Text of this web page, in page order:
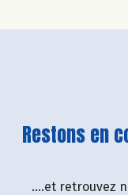
Restons en
....et retrouvez